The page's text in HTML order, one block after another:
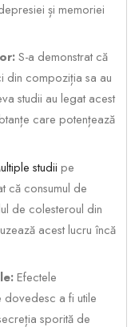
și memoriei
S-a demonstrat că
din compoziția sa au
studii au legat acest
care potențează
studii pe
că consumul de
de colesteroul din
acest lucru încă
Efectele
dovedesc a fi utile
sporită de